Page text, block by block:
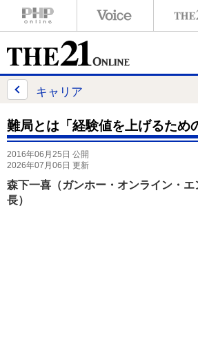
キャリア
難局とは「経験値を上げるため
2016年06月25日 公開
2026年07月06日 更新
森下一喜（ガンホー・オンライン・
長）